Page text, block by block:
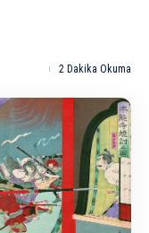
2 Dakika Okuma